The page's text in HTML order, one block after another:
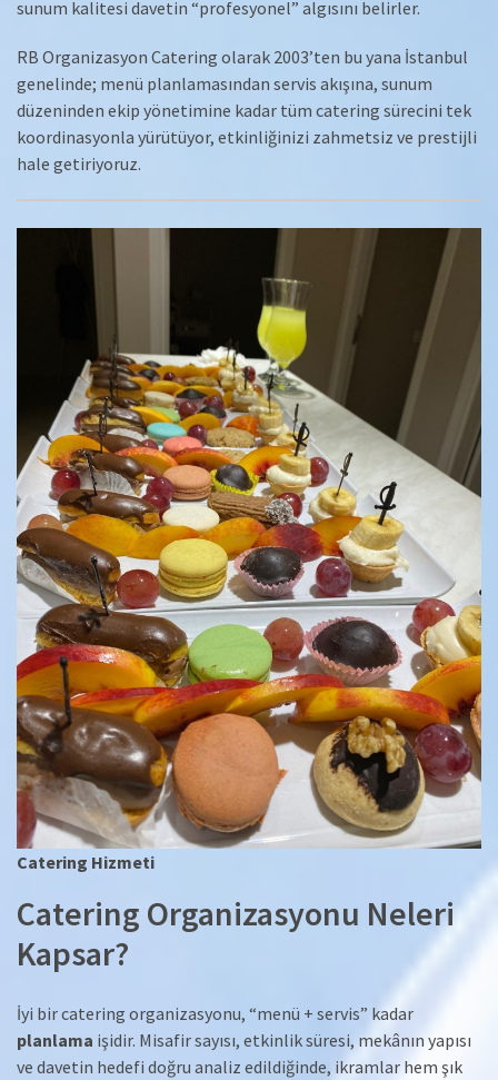
sunum kalitesi davetin “profesyonel” algısını belirler.
RB Organizasyon Catering olarak 2003’ten bu yana İstanbul
genelinde; menü planlamasından servis akışına, sunum
düzeninden ekip yönetimine kadar tüm catering sürecini tek
koordinasyonla yürütüyor, etkinliğinizi zahmetsiz ve prestijli
hale getiriyoruz.
Catering Hizmeti
Catering Organizasyonu Neleri
Kapsar?
İyi bir catering organizasyonu, “menü + servis” kadar
planlama işidir. Misafir sayısı, etkinlik süresi, mekânın yapısı
ve davetin hedefi doğru analiz edildiğinde, ikramlar hem şık